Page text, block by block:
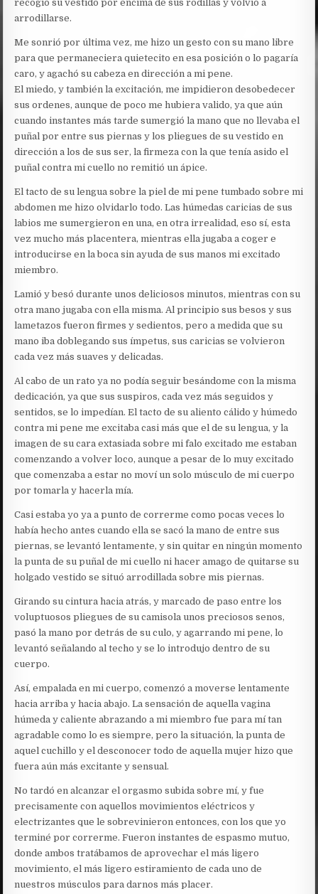
recogió su vestido por encima de sus rodillas y volvió a
arrodillarse.
Me sonrió por última vez, me hizo un gesto con su mano libre
para que permaneciera quietecito en esa posición o lo pagaría
caro, y agachó su cabeza en dirección a mi pene.
El miedo, y también la excitación, me impidieron desobedecer
sus ordenes, aunque de poco me hubiera valido, ya que aún
cuando instantes más tarde sumergió la mano que no llevaba el
puñal por entre sus piernas y los pliegues de su vestido en
dirección a los de sus ser, la firmeza con la que tenía asido el
puñal contra mi cuello no remitió un ápice.
El tacto de su lengua sobre la piel de mi pene tumbado sobre mi
abdomen me hizo olvidarlo todo. Las húmedas caricias de sus
labios me sumergieron en una, en otra irrealidad, eso sí, esta
vez mucho más placentera, mientras ella jugaba a coger e
introducirse en la boca sin ayuda de sus manos mi excitado
miembro.
Lamió y besó durante unos deliciosos minutos, mientras con su
otra mano jugaba con ella misma. Al principio sus besos y sus
lametazos fueron firmes y sedientos, pero a medida que su
mano iba doblegando sus ímpetus, sus caricias se volvieron
cada vez más suaves y delicadas.
Al cabo de un rato ya no podía seguir besándome con la misma
dedicación, ya que sus suspiros, cada vez más seguidos y
sentidos, se lo impedían. El tacto de su aliento cálido y húmedo
contra mi pene me excitaba casi más que el de su lengua, y la
imagen de su cara extasiada sobre mi falo excitado me estaban
comenzando a volver loco, aunque a pesar de lo muy excitado
que comenzaba a estar no moví un solo músculo de mi cuerpo
por tomarla y hacerla mía.
Casi estaba yo ya a punto de correrme como pocas veces lo
había hecho antes cuando ella se sacó la mano de entre sus
piernas, se levantó lentamente, y sin quitar en ningún momento
la punta de su puñal de mi cuello ni hacer amago de quitarse su
holgado vestido se situó arrodillada sobre mis piernas.
Girando su cintura hacia atrás, y marcado de paso entre los
voluptuosos pliegues de su camisola unos preciosos senos,
pasó la mano por detrás de su culo, y agarrando mi pene, lo
levantó señalando al techo y se lo introdujo dentro de su
cuerpo.
Así, empalada en mi cuerpo, comenzó a moverse lentamente
hacia arriba y hacia abajo. La sensación de aquella vagina
húmeda y caliente abrazando a mi miembro fue para mí tan
agradable como lo es siempre, pero la situación, la punta de
aquel cuchillo y el desconocer todo de aquella mujer hizo que
fuera aún más excitante y sensual.
No tardó en alcanzar el orgasmo subida sobre mí, y fue
precisamente con aquellos movimientos eléctricos y
electrizantes que le sobrevinieron entonces, con los que yo
terminé por correrme. Fueron instantes de espasmo mutuo,
donde ambos tratábamos de aprovechar el más ligero
movimiento, el más ligero estiramiento de cada uno de
nuestros músculos para darnos más placer.